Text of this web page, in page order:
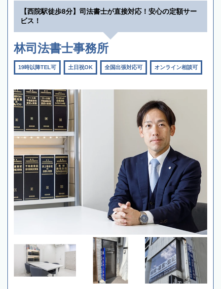
【西院駅徒歩8分】司法書士が直接対応！安心の定額サー
ビス！
林司法書士事務所
19時以降TEL可 土日祝OK 全国出張対応可 オンライン相談可